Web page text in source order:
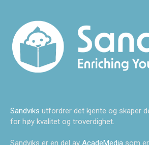
Sandviks utfordrer det kjente og skaper
for høy kvalitet og troverdighet.
Sandviks er en del av AcadeMedia som